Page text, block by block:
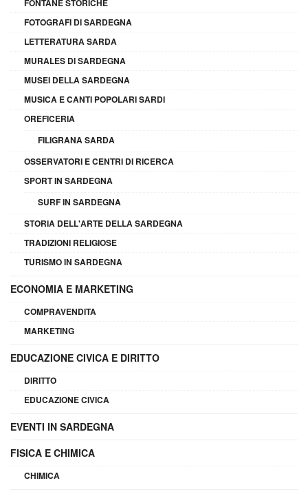
FONTANE STORICHE
FOTOGRAFI DI SARDEGNA
LETTERATURA SARDA
MURALES DI SARDEGNA
MUSEI DELLA SARDEGNA
MUSICA E CANTI POPOLARI SARDI
OREFICERIA
FILIGRANA SARDA
OSSERVATORI E CENTRI DI RICERCA
SPORT IN SARDEGNA
SURF IN SARDEGNA
STORIA DELL'ARTE DELLA SARDEGNA
TRADIZIONI RELIGIOSE
TURISMO IN SARDEGNA
ECONOMIA E MARKETING
COMPRAVENDITA
MARKETING
EDUCAZIONE CIVICA E DIRITTO
DIRITTO
EDUCAZIONE CIVICA
EVENTI IN SARDEGNA
FISICA E CHIMICA
CHIMICA